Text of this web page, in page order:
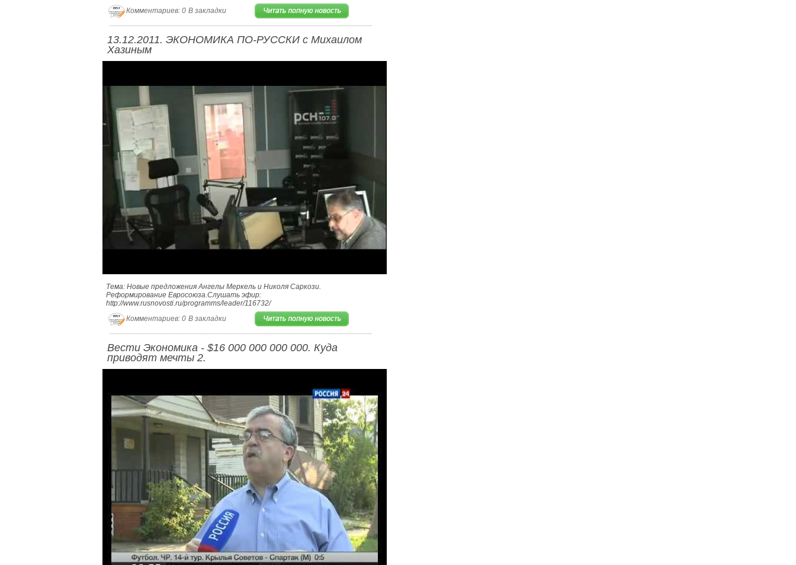
Комментариев: 0 В закладки
13.12.2011. ЭКОНОМИКА ПО-РУССКИ с Михаилом
Хазиным
Тема: Новые предложения Ангелы Меркель и Николя Саркози.
Реформирование Евросоюза.Слушать эфир:
http://www.rusnovosti.ru/programms/leader/116732/
Комментариев: 0 В закладки
Вести Экономика - $16 000 000 000 000. Куда
приводят мечты 2.